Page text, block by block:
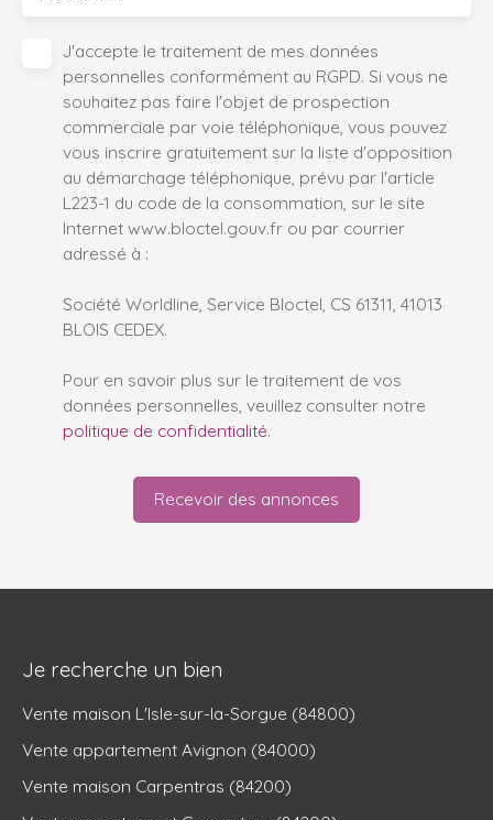
J'accepte le traitement de mes données
personnelles conformément au RGPD. Si vous ne
souhaitez pas faire l'objet de prospection
commerciale par voie téléphonique, vous pouvez
vous inscrire gratuitement sur la liste d'opposition
au démarchage téléphonique, prévu par l'article
L223-1 du code de la consommation, sur le site
Internet www.bloctel.gouv.fr ou par courrier
adressé à :
Société Worldline, Service Bloctel, CS 61311, 41013
BLOIS CEDEX.
Pour en savoir plus sur le traitement de vos
données personnelles, veuillez consulter notre
politique de confidentialité.
Recevoir des annonces
Je recherche un bien
Vente maison L'Isle-sur-la-Sorgue (84800)
Vente appartement Avignon (84000)
Vente maison Carpentras (84200)